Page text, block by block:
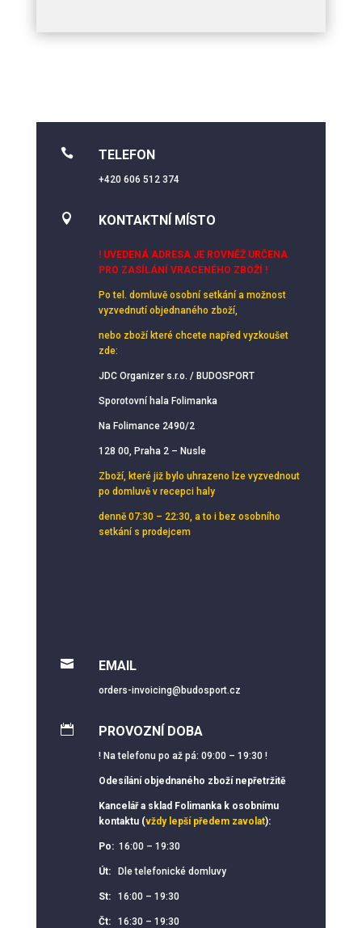
 TELEFON
+420 606 512 374
 KONTAKTNÍ MÍSTO
! UVEDENÁ ADRESA JE ROVNĚŽ URČENA
PRO ZASÍLÁNÍ VRACENÉHO ZBOŽÍ !
Po tel. domluvě osobní setkání a možnost
vyzvednutí objednaného zboží,
nebo zboží které chcete napřed vyzkoušet
zde:
JDC Organizer s.r.o. / BUDOSPORT
Sporotovní hala Folimanka
Na Folimance 2490/2
128 00, Praha 2 – Nusle
Zboží, které již bylo uhrazeno lze vyzvednout
po domluvě v recepci haly
denně 07:30 – 22:30, a to i bez osobního
setkání s prodejcem
 EMAIL
orders-invoicing@budosport.cz
 PROVOZNÍ DOBA
! Na telefonu po až pá: 09:00 – 19:30 !
Odesílání objednaného zboží nepřetržitě
Kancelář a sklad Folimanka k osobnímu
kontaktu (vždy lepší předem zavolat):
Po: 16:00 – 19:30
Út:Dle telefonické domluvy
St: 16:00 – 19:30
Čt: 16:30 – 19:30